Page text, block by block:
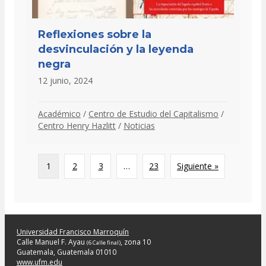
Reflexiones sobre la
desvinculación y la leyenda
negra
12 junio, 2024
Académico / Centro de Estudio del Capitalismo /
Centro Henry Hazlitt / Noticias
1 2 3 … 23 Siguiente »
Universidad Francisco Marroquín
Calle Manuel F. Ayau (6 Calle final), zona 10
Guatemala, Guatemala 01010
www.ufm.edu